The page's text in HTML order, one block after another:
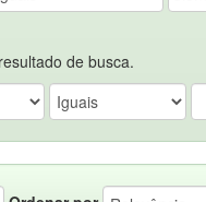
de busca.